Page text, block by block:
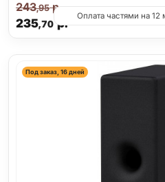
235,70р.
243,95р.
Оплата частями на
Под заказ, 16 дней